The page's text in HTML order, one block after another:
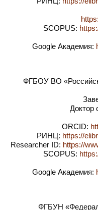
SCOPUS:
Google Академия:
ФГБОУ ВО
Доктор
ORCID:
РИНЦ: https://
Researcher ID: https://
SCOPUS:
Google Академия:
ФГБУН